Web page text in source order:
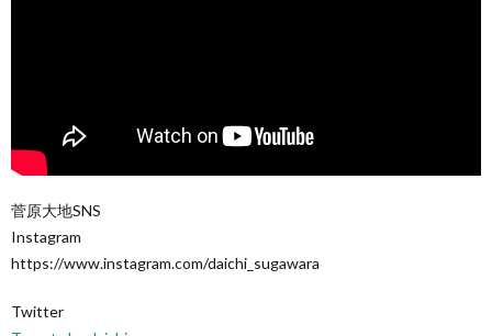
菅原大地SNS
Instagram
https://www.instagram.com/daichi_sugawara
Twitter